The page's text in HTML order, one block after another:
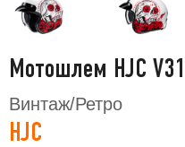
Мотошлем HJC V31
Винтаж/Ретро
HJC